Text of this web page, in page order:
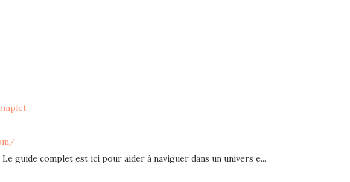
guide complet est ici pour aider à naviguer dans un univers e...